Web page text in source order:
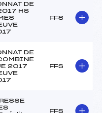
DE
HS
FFS
DE
2017
FFS
FFS